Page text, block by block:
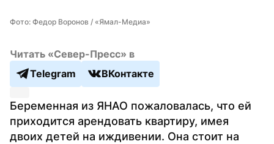
Фото: Федор Воронов / «Ямал-Медиа»
Читать «Север-Пресс» в
Telegram
ВКонтакте
Беременная из ЯНАО пожаловалась, что ей
приходится арендовать квартиру, имея
двоих детей на иждивении. Она стоит на